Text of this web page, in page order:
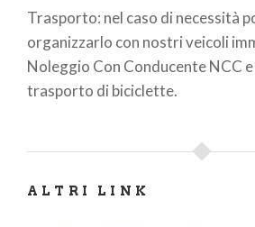
Trasporto: nel caso di necessità
organizzarlo con nostri veicoli
Noleggio Con Conducente NCC
trasporto di biciclette.
ALTRI LINK